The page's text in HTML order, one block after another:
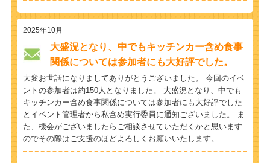
2025年10月
大盛況となり、中でもキッチンカー含め食事
関係については参加者にも大好評でした。
大変お世話になりましてありがとうございました。 今回のイベ
ントの参加者は約150人となりました。 大盛況となり、中でも
キッチンカー含め食事関係については参加者にも大好評でした
とイベント管理者から私含め実行委員に通知ございました。 ま
た、機会がございましたらご相談させていただくかと思います
のでその際はご支援のほどよろしくお願いいたします。